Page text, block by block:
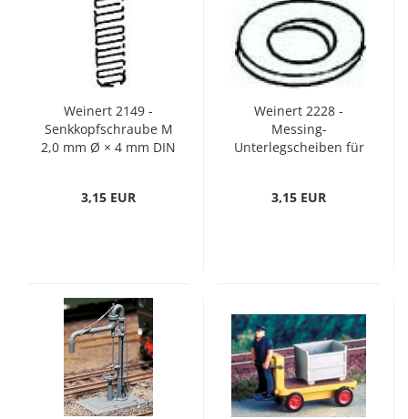
Weinert 2149 -
Senkkopfschraube M
2,0 mm Ø × 4 mm DIN
3,15 EUR
Weinert 2228 -
Messing-
Unterlegscheiben für
3,15 EUR